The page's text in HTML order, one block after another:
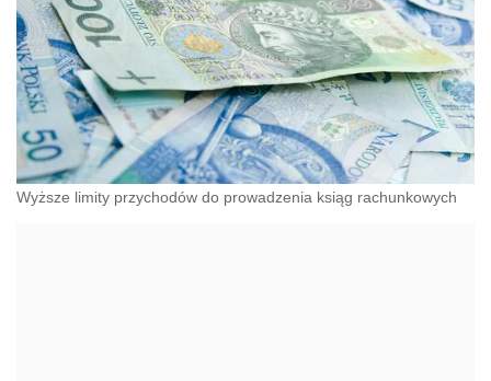
Wyższe limity przychodów do prowadzenia ksiąg rachunkowych